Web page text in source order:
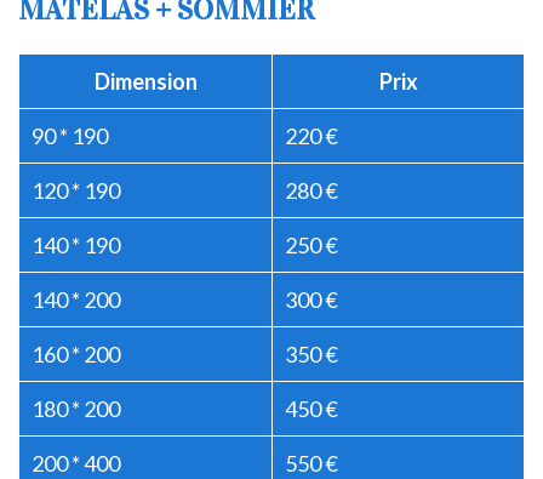
MATELAS + SOMMIER
Dimension Prix
90 * 190 220 €
120 * 190 280 €
140 * 190 250 €
140 * 200 300 €
160 * 200 350 €
180 * 200 450 €
200 * 400 550 €